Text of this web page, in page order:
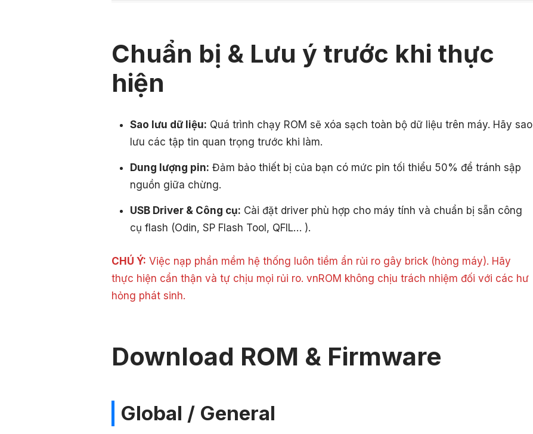
Chuẩn bị & Lưu ý trước khi thực
hiện
Sao lưu dữ liệu: Quá trình chạy ROM sẽ xóa sạch toàn bộ dữ liệu trên máy. Hãy sao
lưu các tập tin quan trọng trước khi làm.
Dung lượng pin: Đảm bảo thiết bị của bạn có mức pin tối thiểu 50% để tránh sập
nguồn giữa chừng.
USB Driver & Công cụ: Cài đặt driver phù hợp cho máy tính và chuẩn bị sẵn công
cụ flash (Odin, SP Flash Tool, QFIL… ).
CHÚ Ý: Việc nạp phần mềm hệ thống luôn tiềm ẩn rủi ro gây brick (hỏng máy). Hãy
thực hiện cẩn thận và tự chịu mọi rủi ro. vnROM không chịu trách nhiệm đối với các hư
hỏng phát sinh.
Download ROM & Firmware
Global / General